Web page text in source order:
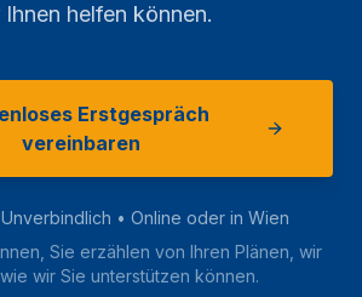
helfen können.
Erstgespräch
vereinbaren
• Online oder in Wien
Sie erzählen von Ihren Plänen, wir
wir Sie unterstützen können.